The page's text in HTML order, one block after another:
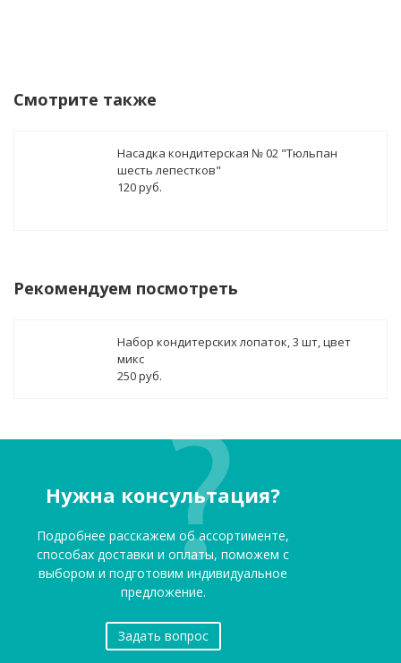
Смотрите также
Насадка кондитерская № 02 "Тюльпан
шесть лепестков"
120 руб.
Рекомендуем посмотреть
Набор кондитерских лопаток, 3 шт, цвет
микс
250 руб.
Нужна консультация?
Подробнее расскажем об ассортименте,
способах доставки и оплаты, поможем с
выбором и подготовим индивидуальное
предложение.
Задать вопрос